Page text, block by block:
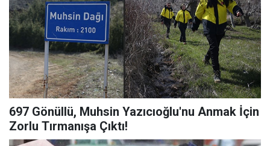
697 Gönüllü, Muhsin Yazıcıoğlu'nu Anmak İçin
Zorlu Tırmanışa Çıktı!